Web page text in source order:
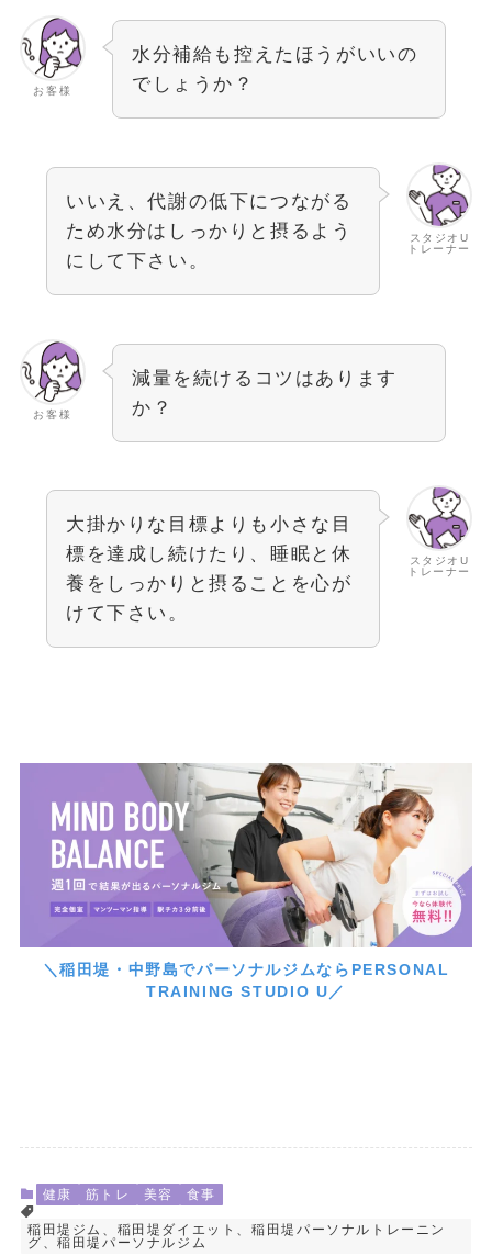
お客様
水分補給も控えたほうがいいの
でしょうか？
スタジオU
トレーナー
いいえ、代謝の低下につながる
ため水分はしっかりと摂るよう
にして下さい。
お客様
減量を続けるコツはあります
か？
スタジオU
トレーナー
大掛かりな目標よりも小さな目
標を達成し続けたり、睡眠と休
養をしっかりと摂ることを心が
けて下さい。
＼稲田堤・中野島でパーソナルジムならPERSONAL
TRAINING STUDIO U／
健康 筋トレ 美容 食事
稲田堤ジム、稲田堤ダイエット、稲田堤パーソナルトレーニン
グ、稲田堤パーソナルジム